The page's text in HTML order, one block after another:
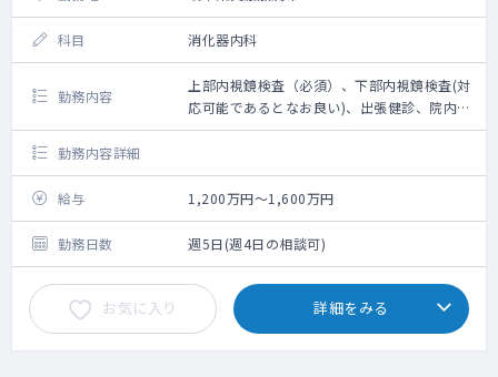
科目 消化器内科
勤務内容
上部内視鏡検査（必須）、下部内視鏡検査(対
応可能であるとなお良い)、出張健診、院内健
診（一般健診）、胃部読影（できるとい
い）
勤務内容詳細
給与 1,200万円～1,600万円
勤務日数 週5日(週4日の相談可)
お気に入り 詳細をみる